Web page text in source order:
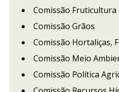
Comissão Fruticultura
Comissão Grãos
Comissão Hortaliças,
Comissão Meio
Comissão Política